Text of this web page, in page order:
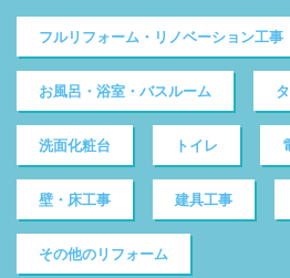
フルリフォーム・リノベーション工事
お風呂・浴室・バスルーム
洗面化粧台 トイレ
壁・床工事 建具工事
その他のリフォーム